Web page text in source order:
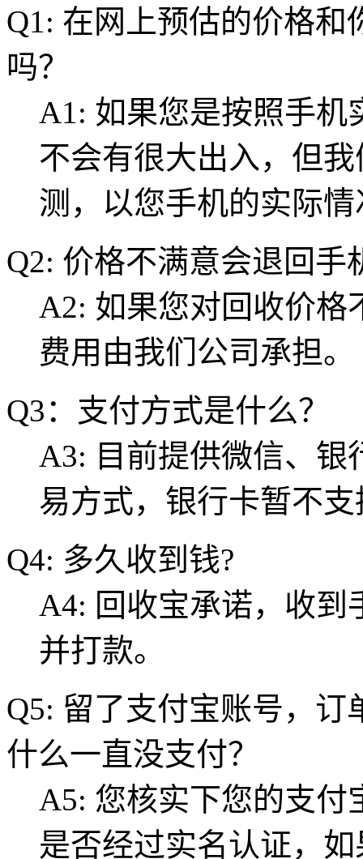
Q1: 在网上预估的价格
吗？
A1: 如果您是按照手机
不会有很大出入，但
测，以您手机的实际
Q2: 价格不满意会退回手
A2: 如果您对回收价格
费用由我们公司承担。
Q3：支付方式是什么？
A3: 目前提供微信、银
易方式，银行卡暂不
Q4: 多久收到钱?
A4: 回收宝承诺，收到
并打款。
Q5: 留了支付宝账号，
什么一直没支付？
A5: 您核实下您的支付
是否经过实名认证，